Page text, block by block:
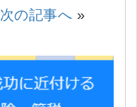
次の記事へ »